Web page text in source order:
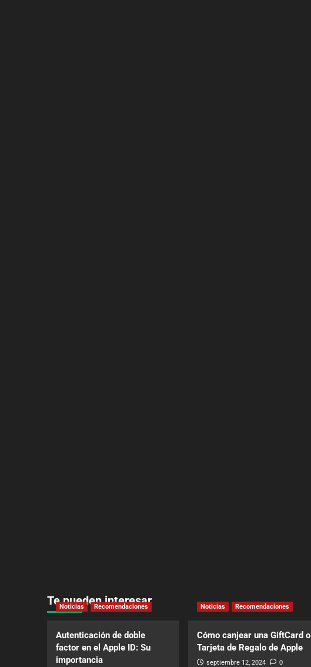
Te pueden interesar
Noticias Recomendaciones
Autenticación de doble
factor en el Apple ID: Su
importancia
Noticias Recomendaciones
Cómo canjear una GiftCard o
Tarjeta de Regalo de Apple
septiembre 12, 2024 0